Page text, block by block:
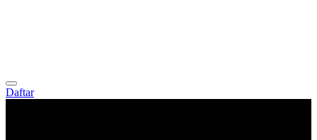
Daftar